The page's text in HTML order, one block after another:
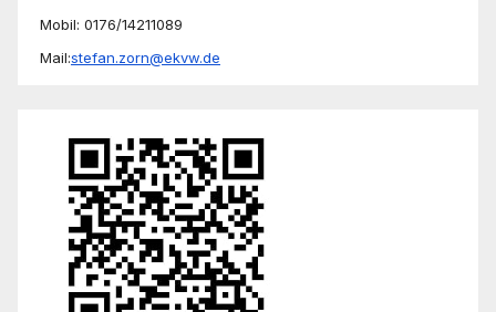
Mobil: 0176/14211089
Mail:stefan.zorn@ekvw.de